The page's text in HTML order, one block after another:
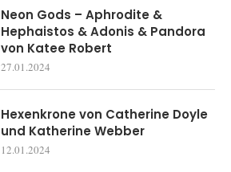
Neon Gods – Aphrodite &
Hephaistos & Adonis & Pandora
von Katee Robert
27.01.2024
Hexenkrone von Catherine Doyle
und Katherine Webber
12.01.2024